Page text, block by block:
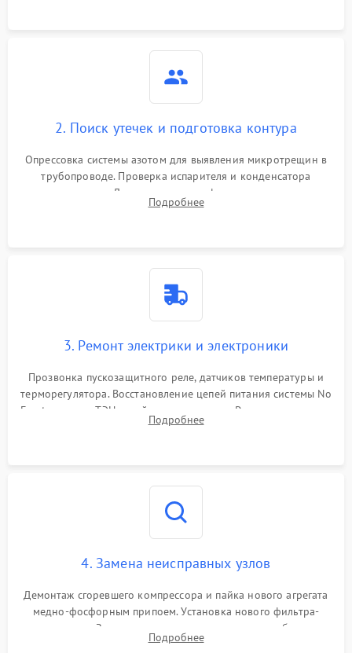
2. Поиск утечек и подготовка контура
Опрессовка системы азотом для выявления микротрещин в
трубопроводе. Проверка испарителя и конденсатора
течеискателем. Демонтаж старого фильтра-осушителя и
продувка капиллярной трубки для устранения засоров.
Подробнее
3. Ремонт электрики и электроники
Прозвонка пускозащитного реле, датчиков температуры и
терморегулятора. Восстановление цепей питания системы No
Frost, включая ТЭН оттайки и вентилятор. Ремонт или замена
платы управления при сбоях алгоритмов.
Подробнее
4. Замена неисправных узлов
Демонтаж сгоревшего компрессора и пайка нового агрегата
медно-фосфорным припоем. Установка нового фильтра-
осушителя. Замена изношенных вентиляторов обдува,
сломанных заслонок или поврежденных дверных петель.
Подробнее